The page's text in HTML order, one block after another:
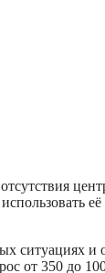
и
от 350 до